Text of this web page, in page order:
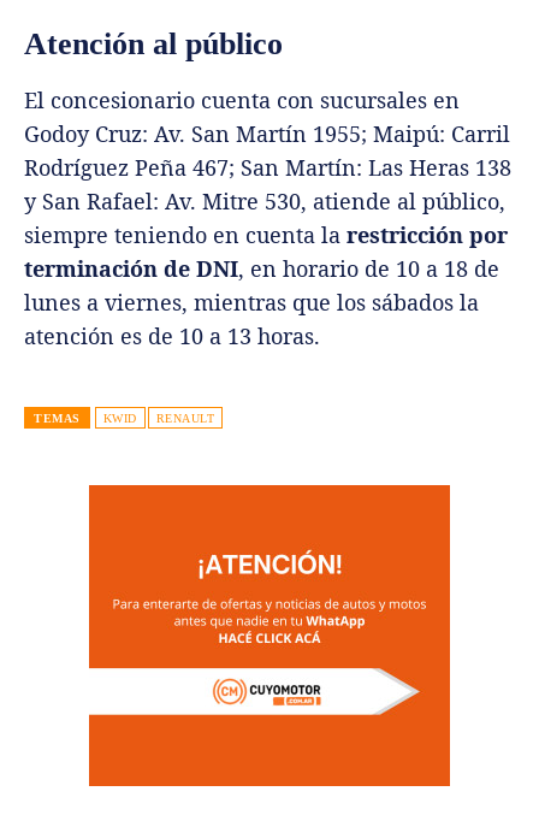
Atención al público
El concesionario cuenta con sucursales en
Godoy Cruz: Av. San Martín 1955; Maipú: Carril
Rodríguez Peña 467; San Martín: Las Heras 138
y San Rafael: Av. Mitre 530, atiende al público,
siempre teniendo en cuenta la restricción por
terminación de DNI, en horario de 10 a 18 de
lunes a viernes, mientras que los sábados la
atención es de 10 a 13 horas.
TEMAS KWID RENAULT